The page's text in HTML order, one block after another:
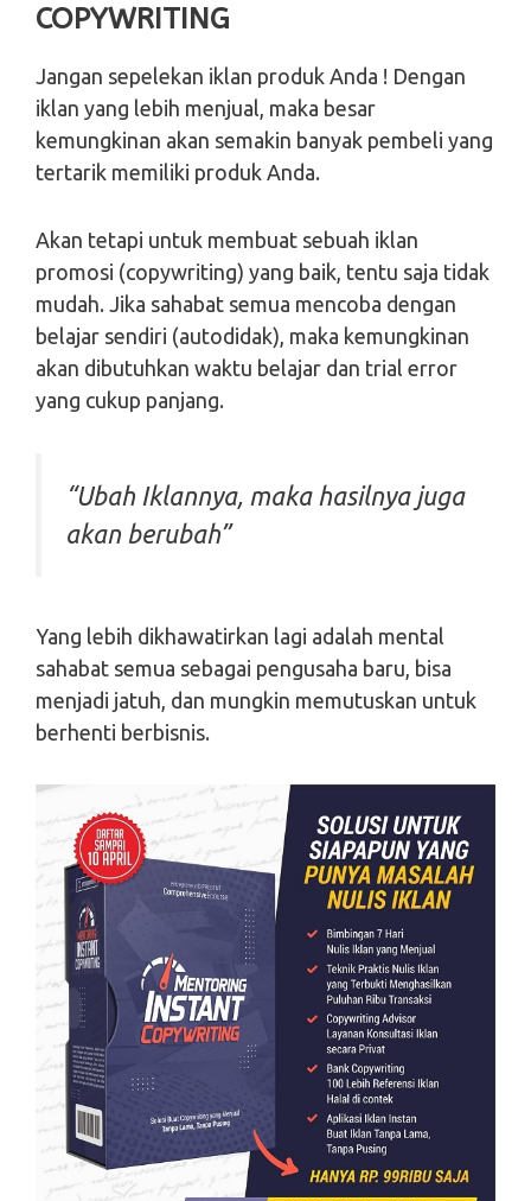
COPYWRITING
Jangan sepelekan iklan produk Anda ! Dengan
iklan yang lebih menjual, maka besar
kemungkinan akan semakin banyak pembeli yang
tertarik memiliki produk Anda.
Akan tetapi untuk membuat sebuah iklan
promosi (copywriting) yang baik, tentu saja tidak
mudah. Jika sahabat semua mencoba dengan
belajar sendiri (autodidak), maka kemungkinan
akan dibutuhkan waktu belajar dan trial error
yang cukup panjang.
“Ubah Iklannya, maka hasilnya juga
akan berubah”
Yang lebih dikhawatirkan lagi adalah mental
sahabat semua sebagai pengusaha baru, bisa
menjadi jatuh, dan mungkin memutuskan untuk
berhenti berbisnis.